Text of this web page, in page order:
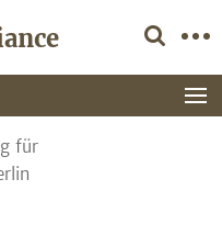
für